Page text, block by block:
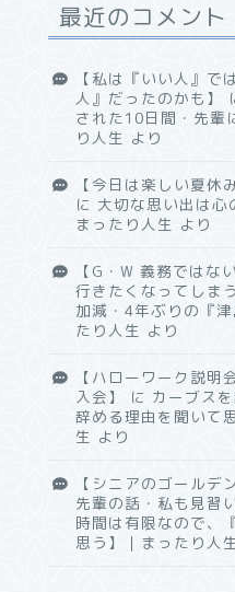
最近のコメント
【私は『いい人』で
人』だったのかも】
された10日間・先輩
り人生 より
【今日は楽しい夏休
に 大切な思い出は心
まったり人生 より
【G・W 義務ではな
行きたくなってしまう
加減・4年ぶりの『
たり人生 より
【ハローワーク説明
入会】
に カーブス
辞める理由を聞いて
生 より
【シニアのゴールデ
先輩の話・私も見習
時間は有限なので、
思う】｜まったり人生